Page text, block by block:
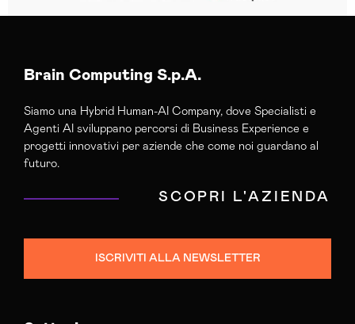
Brain Computing S.p.A.
Siamo una Hybrid Human-AI Company, dove Specialisti e
Agenti AI sviluppano percorsi di Business Experience e
progetti innovativi per aziende che come noi guardano al
futuro.
SCOPRI L'AZIENDA
ISCRIVITI ALLA NEWSLETTER